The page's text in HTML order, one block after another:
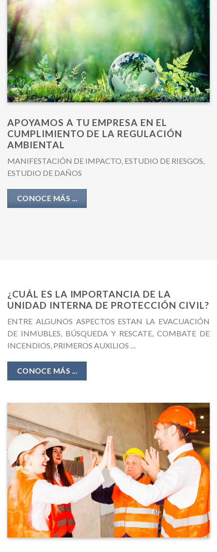
APOYAMOS A TU EMPRESA EN EL
CUMPLIMIENTO DE LA REGULACIÓN
AMBIENTAL
MANIFESTACIÓN DE IMPACTO, ESTUDIO DE RIESGOS,
ESTUDIO DE DAÑOS
CONOCE MÁS ...
¿CUÁL ES LA IMPORTANCIA DE LA
UNIDAD INTERNA DE PROTECCIÓN CIVIL?
ENTRE ALGUNOS ASPECTOS ESTAN LA EVACUACIÓN
DE INMUBLES, BÚSQUEDA Y RESCATE, COMBATE DE
INCENDIOS, PRIMEROS AUXILIOS …
CONOCE MÁS ...